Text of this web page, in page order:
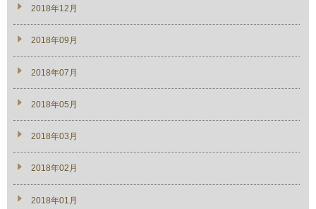
2018年12月
2018年09月
2018年07月
2018年05月
2018年03月
2018年02月
2018年01月